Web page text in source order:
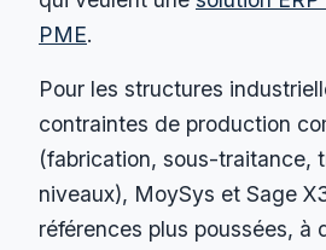
PME.
Pour les structures
contraintes de production
(fabrication, sous-traitance,
niveaux), MoySys et Sage
références plus poussées, à